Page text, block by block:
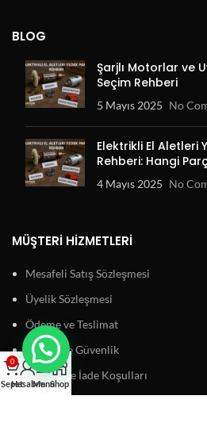
BLOG
Şarjlı Motorlar ve
Seçim Rehberi
5 Mayıs 2025 No
Elektrikli El Aletleri
Rehberi: Hangi
4 Mayıs 2025 No
MÜŞTERI HIZMETLERI
Mesafeli Satış Sözleşmesi
Üyelik Sözleşmesi
Ödeme ve Teslimat
Gizlilik ve Güvenlik
Garanti ve İade Koşulları
0
SepetHesabımMenuShop